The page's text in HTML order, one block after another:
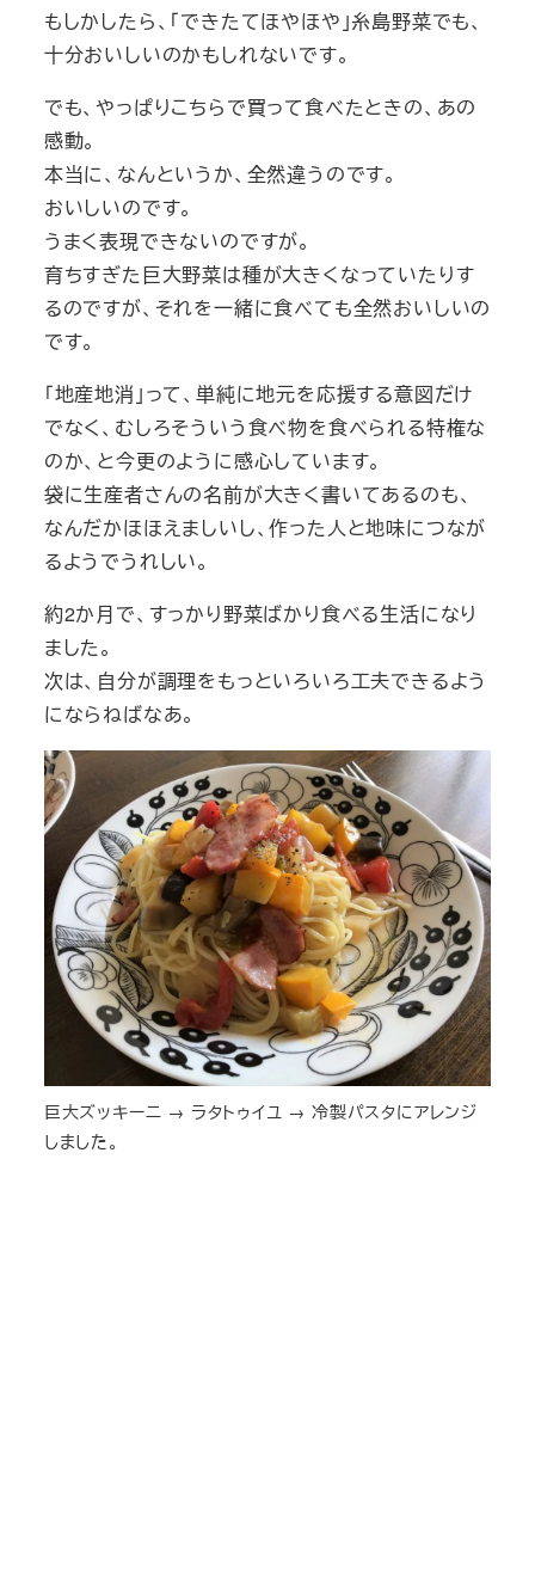
もしかしたら、「できたてほやほや」糸島野菜でも、
十分おいしいのかもしれないです。
でも、やっぱりこちらで買って食べたときの、あの
感動。
本当に、なんというか、全然違うのです。
おいしいのです。
うまく表現できないのですが。
育ちすぎた巨大野菜は種が大きくなっていたりす
るのですが、それを一緒に食べても全然おいしいの
です。
「地産地消」って、単純に地元を応援する意図だけ
でなく、むしろそういう食べ物を食べられる特権な
のか、と今更のように感心しています。
袋に生産者さんの名前が大きく書いてあるのも、
なんだかほほえましいし、作った人と地味につなが
るようでうれしい。
約2か月で、すっかり野菜ばかり食べる生活になり
ました。
次は、自分が調理をもっといろいろ工夫できるよう
にならねばなあ。
巨大ズッキーニ → ラタトゥイユ → 冷製パスタにアレンジ
しました。